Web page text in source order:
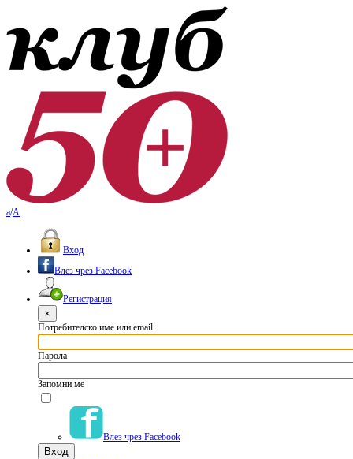
a/A
Вход
Влез чрез Facebook
Регистрация
×
Потребителско име или email
Парола
Запомни ме
Влез чрез Facebook